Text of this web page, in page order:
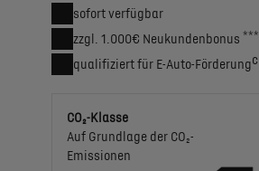
sofort verfügbar
zzgl. 1.000€ Neukunden­bonus ***
qualifiziert für E-Auto-Förderungc
CO₂-Klasse
Auf Grundlage der CO₂-
Emissionen